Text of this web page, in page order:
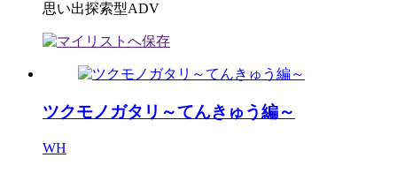
思い出探索型ADV
ツクモノガタリ～てんきゅう編～
WH